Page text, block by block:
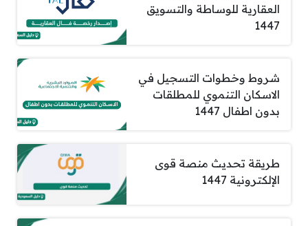
العقارية للوساطة والتسويق
1447
شروط وخطوات التسجيل في
الاسكان التنموي للمطلقات
بدون اطفال 1447
طريقة تحديث منصة قوى
الإلكترونية 1447